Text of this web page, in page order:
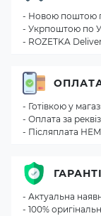
- Новою поштою
- Укрпоштою по
- ROZETKA
- Готівкою у
- Оплата за
- Післяплата
- Актуальна
- 100%